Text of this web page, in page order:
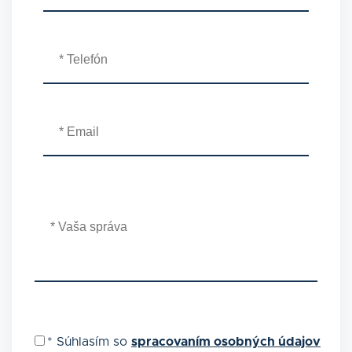
* Súhlasím so spracovaním osobných údajov